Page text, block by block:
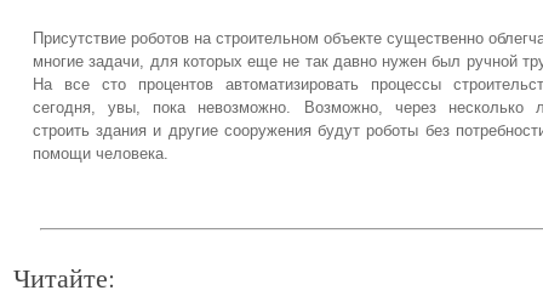
Присутствие роботов на строительном объекте существенно
многие задачи, для которых еще не так давно нужен был ручной
На все сто процентов автоматизировать процессы
сегодня, увы, пока невозможно. Возможно, через несколько
строить здания и другие сооружения будут роботы без
помощи человека.
Читайте: